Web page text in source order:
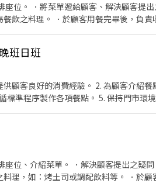
座位。 ．將菜單遞給顧客、解決顧客提
飲之料理。 ．於顧客用餐完畢後，負
班日班
顧客良好的消費經驗。 2. 為顧客介紹
標準程序製作各項餐點。 5. 保持門市環
00 10：00-19：00 09:30-20:00 以中晚班為主 有時候需輪早
火熱展店擴編， 歡迎有服務熱誠且想在
座位、介紹菜單。 ．解決顧客提出之疑
理，如：烤土司或調配飲料等。 ．於